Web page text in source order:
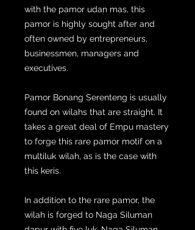
with the pamor udan mas, this
pamor is highly sought after and
often owned by entrepreneurs,
businessmen, managers and
executives.
Pamor Bonang Serenteng is usually
found on wilahs that are straight. It
takes a great deal of Empu mastery
to forge this rare pamor motif on a
multiluk wilah, as is the case with
this keris.
In addition to the rare pamor, the
wilah is forged to Naga Siluman